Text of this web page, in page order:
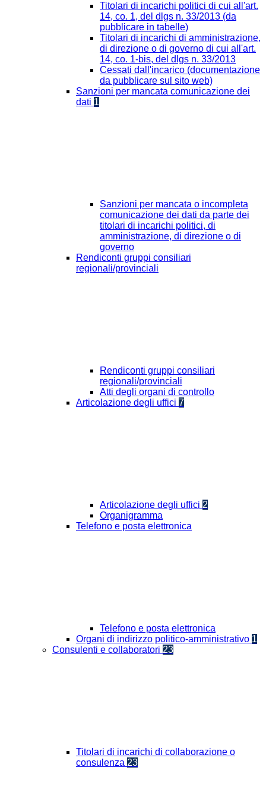
Titolari di incarichi politici di cui all'art.
14, co. 1, del dlgs n. 33/2013 (da
pubblicare in tabelle)
Titolari di incarichi di amministrazione,
di direzione o di governo di cui all'art.
14, co. 1-bis, del dlgs n. 33/2013
Cessati dall'incarico (documentazione
da pubblicare sul sito web)
Sanzioni per mancata comunicazione dei
dati 1
Sanzioni per mancata o incompleta
comunicazione dei dati da parte dei
titolari di incarichi politici, di
amministrazione, di direzione o di
governo
Rendiconti gruppi consiliari
regionali/provinciali
Rendiconti gruppi consiliari
regionali/provinciali
Atti degli organi di controllo
Articolazione degli uffici 7
Articolazione degli uffici 2
Organigramma
Telefono e posta elettronica
Telefono e posta elettronica
Organi di indirizzo politico-amministrativo 1
Consulenti e collaboratori 23
Titolari di incarichi di collaborazione o
consulenza 23